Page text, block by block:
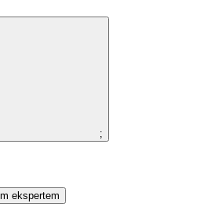
;
ekspertem